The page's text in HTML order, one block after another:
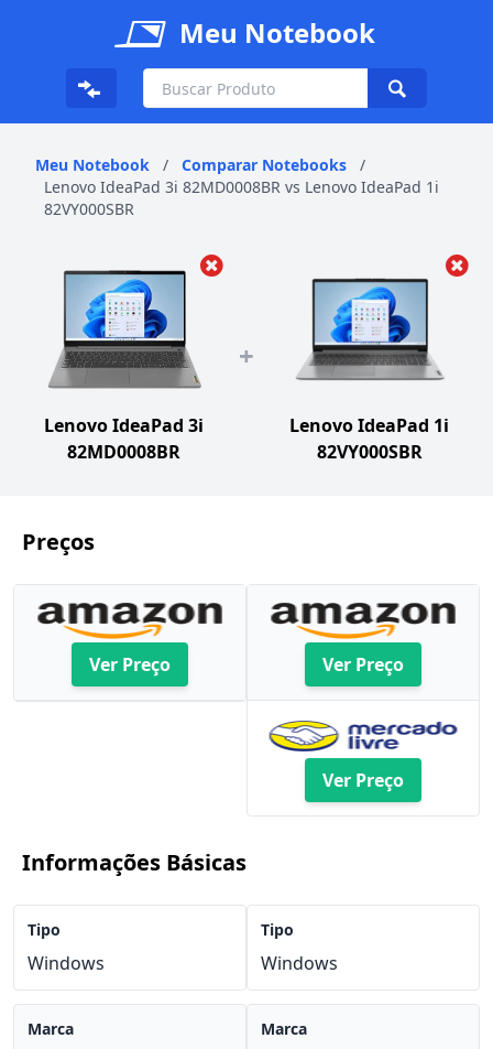
Meu Notebook
Meu Notebook / Comparar Notebooks
/
Lenovo IdeaPad 3i 82MD0008BR vs Lenovo IdeaPad 1i
82VY000SBR
Lenovo IdeaPad 3i
82MD0008BR
+
Lenovo IdeaPad 1i
82VY000SBR
Preços
Ver Preço Ver Preço
Ver Preço
Informações Básicas
Tipo
Windows
Marca
Tipo
Windows
Marca